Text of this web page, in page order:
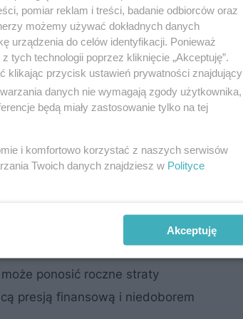
Wiele inwestycji
nieefektywna wymiana
rentowności projektów
ponosić roczne straty
presją finansową i niedoborem
pomiar reklam i treści, badanie odbiorców oraz
możemy używać dokładnych danych
urządzenia do celów identyfikacji. Ponieważ
tych technologii poprzez kliknięcie „Akceptuję”.
klikając przycisk ustawień prywatności znajdujący
danych nie wymagają zgody użytkownika,
będą miały zastosowanie tylko na tej
i komfortowo korzystać z naszych serwisów
Twoich danych znajdziesz w Polityce
Akceptuję